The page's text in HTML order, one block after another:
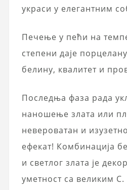
украси у елегантним
Печење у пећи на
степени даје
белину, квалитет и
Последња фаза рада
наношење злата или
невероватан и
ефекат! Комбинација
и светлог злата је
уметност са великим С.